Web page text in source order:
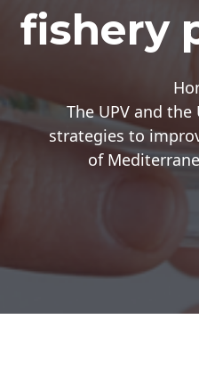
fishery
The UPV and
strategies to
of